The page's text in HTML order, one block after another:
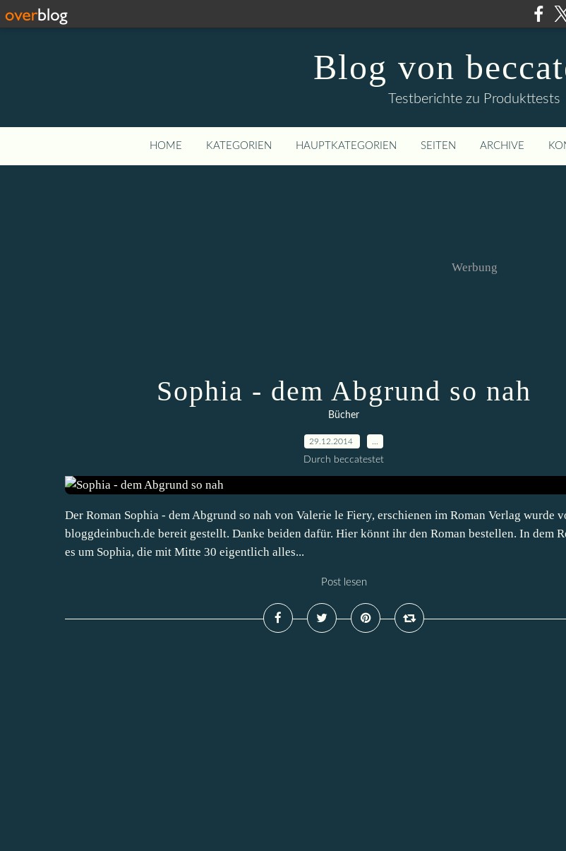
Blog von
Testberichte zu Produkttests
HOME KATEGORIEN HAUPTKATEGORIEN SEITEN ARCHIVE
Werbung
Sophia - dem Abgrund so nah
Bücher
29.12.2014
Durch beccatestet
Der Roman Sophia - dem Abgrund so nah von Valerie le Fiery, erschienen im Roman Verlag wurde
bloggdeinbuch.de bereit gestellt. Danke beiden dafür. Hier könnt ihr den Roman bestellen. In dem
es um Sophia, die mit Mitte 30 eigentlich alles...
Post lesen